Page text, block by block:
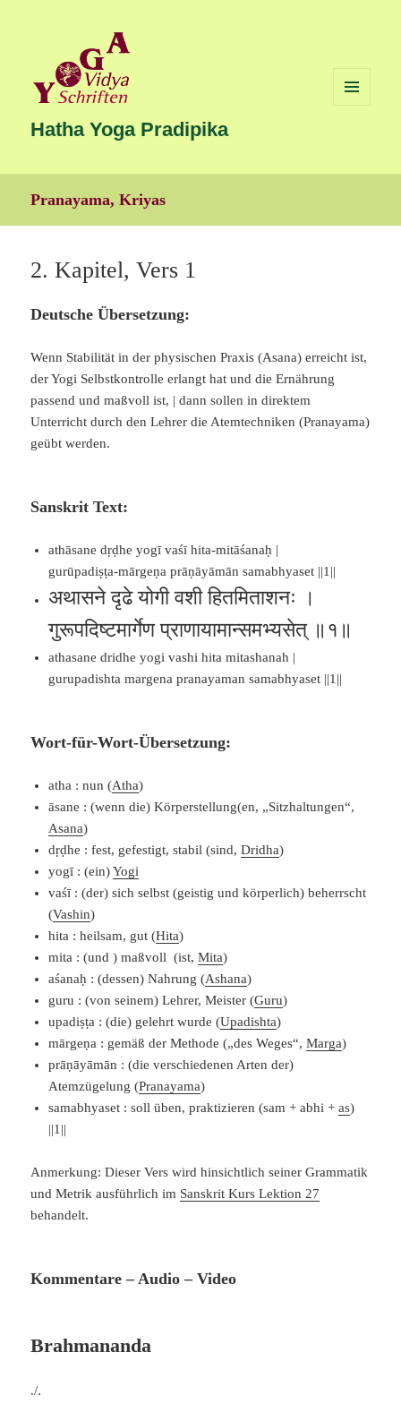
Hatha Yoga Pradipika
Pranayama, Kriyas
2. Kapitel, Vers 1
Deutsche Übersetzung:
Wenn Stabilität in der physischen Praxis (Asana) erreicht ist,
der Yogi Selbstkontrolle erlangt hat und die Ernährung
passend und maßvoll ist, | dann sollen in direktem
Unterricht durch den Lehrer die Atemtechniken (Pranayama)
geübt werden.
Sanskrit Text:
athāsane dṛḍhe yogī vaśī hita-mitāśanaḥ |
gurūpadiṣṭa-mārgeṇa prāṇāyāmān samabhyaset ||1||
अथासने दृढे योगी वशी हितमिताशनः ।
गुरूपदिष्टमार्गेण प्राणायामान्समभ्यसेत् ॥१॥
athasane dridhe yogi vashi hita mitashanah |
gurupadishta margena pranayaman samabhyaset ||1||
Wort-für-Wort-Übersetzung:
atha : nun (Atha)
āsane : (wenn die) Körperstellung(en, „Sitzhaltungen“,
Asana)
dṛḍhe : fest, gefestigt, stabil (sind,Dridha)
yogī : (ein)Yogi
vaśī : (der) sich selbst (geistig und körperlich) beherrscht
(Vashin)
hita : heilsam, gut (Hita)
mita : (und ) maßvoll (ist,Mita)
aśanaḥ : (dessen) Nahrung (Ashana)
guru : (von seinem) Lehrer, Meister (Guru)
upadiṣṭa : (die) gelehrt wurde (Upadishta)
mārgeṇa : gemäß der Methode („des Weges“,Marga)
prāṇāyāmān : (die verschiedenen Arten der)
Atemzügelung (Pranayama)
samabhyaset : soll üben, praktizieren (sam + abhi +as)
||1||
Anmerkung: Dieser Vers wird hinsichtlich seiner Grammatik
und Metrik ausführlich im Sanskrit Kurs Lektion 27
behandelt.
Kommentare – Audio – Video
Brahmananda
./.